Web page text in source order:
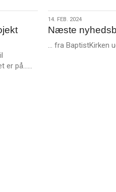
er på……
14.
feb.
2024
14. FEB. 2024
Næste
… fra BaptistKirken